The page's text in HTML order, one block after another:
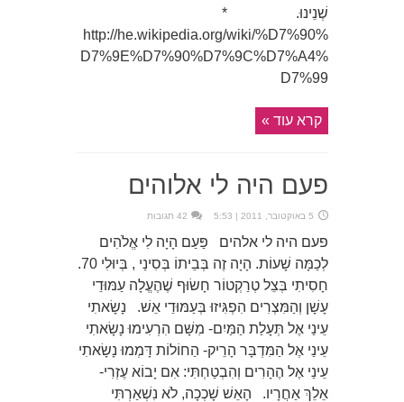
שְׁנֵינוּ. *
http://he.wikipedia.org/wiki/%D7%90%
D7%9E%D7%90%D7%9C%D7%A4%
D7%99
קרא עוד »
פעם היה לי אלוהים
5 באוקטובר, 2011 | 5:53 42 תגובות
פעם היה לי אלהים פַּעַם הָיָה לִי אֱלֹהִים
לְכַמָּה שָׁעוֹת. הָיָה זֶה בְּבֵיתוֹ בְּסִינַי , בְּיוּלִי 70.
חָסִיתִי בְּצֵל טְרַקְטוֹר חָשׂוּף שֶׁהֶעֱלָה עַמּוּדֵי
עָשָׁן וְהַמִּצְרִים הִפְגִּיזוּ בְּעַמּוּדֵי אֵשׁ. נָשָׂאתִי
עֵינַי אֶל תְּעָלַת הַמַּיִם- מִשָּׁם הִרְעִימוּ נָשָׂאתִי
עֵינַי אֶל הַמִּדְבָּר הָרֵיק- הַחוֹלוֹת דָּמְמוּ נָשָׂאתִי
עֵינַי אֶל הֶהָרִים וְהִבְטַחְתִּי: אִם יָבוֹא עֶזְרִי-
אֵלֵךְ אַחֲרָיו. הָאֵשׁ שָׁכְכָה, לֹא נִשְׁאַרְתִּי